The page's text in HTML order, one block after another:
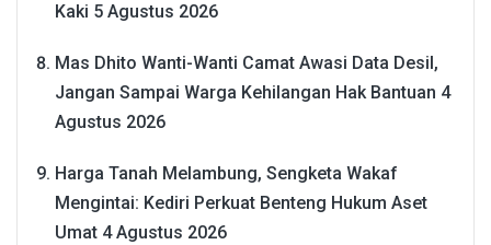
Kaki 5 Agustus 2026
Mas Dhito Wanti-Wanti Camat Awasi Data Desil,
Jangan Sampai Warga Kehilangan Hak Bantuan 4
Agustus 2026
Harga Tanah Melambung, Sengketa Wakaf
Mengintai: Kediri Perkuat Benteng Hukum Aset
Umat 4 Agustus 2026